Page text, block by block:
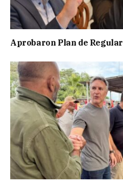
Aprobaron Plan de